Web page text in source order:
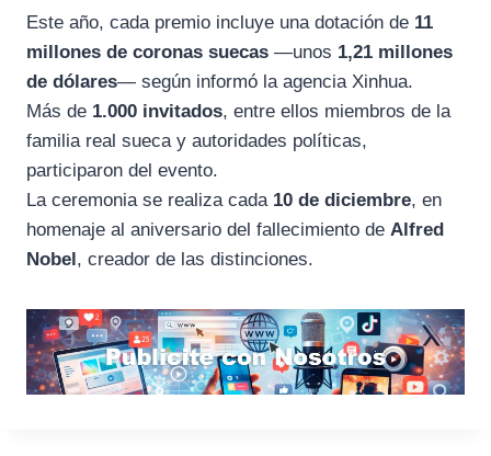
Este año, cada premio incluye una dotación de 11
millones de coronas suecas —unos 1,21 millones
de dólares— según informó la agencia Xinhua.
Más de 1.000 invitados, entre ellos miembros de la
familia real sueca y autoridades políticas,
participaron del evento.
La ceremonia se realiza cada 10 de diciembre, en
homenaje al aniversario del fallecimiento de Alfred
Nobel, creador de las distinciones.